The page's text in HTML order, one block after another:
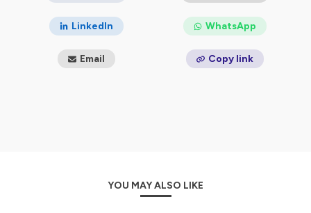
Ce podcast est une production de Fabienne Goddyn et
s'inspire du livre "La Nature Sacrée de la Femme" paru
@fabiennegoddyn
LinkedIn WhatsApp
Email Copy link
YOU MAY ALSO LIKE